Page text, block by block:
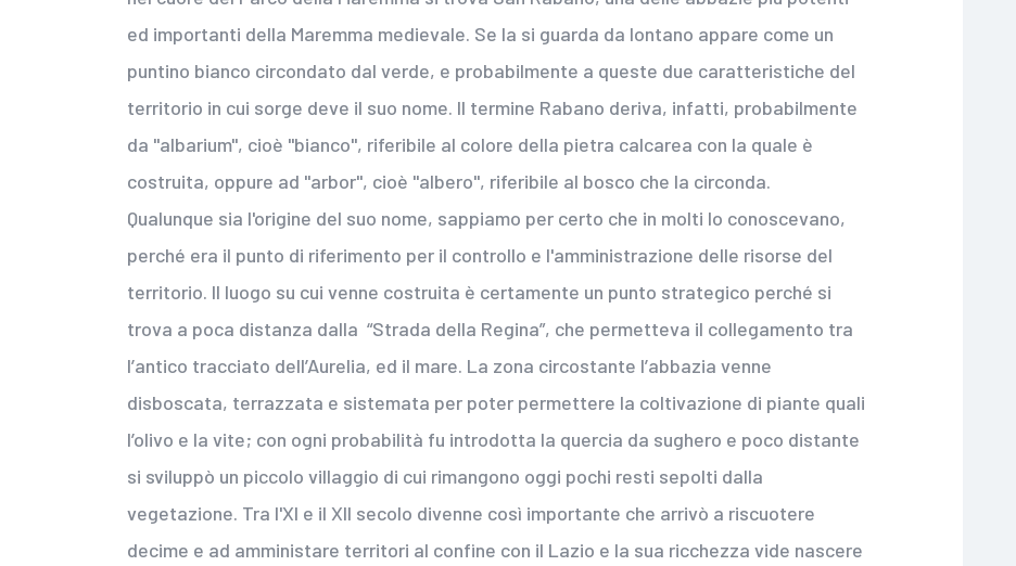
ed importanti della Maremma medievale. Se la si guarda da lontano appare come un
puntino bianco circondato dal verde, e probabilmente a queste due caratteristiche del
territorio in cui sorge deve il suo nome. Il termine Rabano deriva, infatti, probabilmente
da "albarium", cioè "bianco", riferibile al colore della pietra calcarea con la quale è
costruita, oppure ad "arbor", cioè "albero", riferibile al bosco che la circonda.
Qualunque sia l'origine del suo nome, sappiamo per certo che in molti lo conoscevano,
perché era il punto di riferimento per il controllo e l'amministrazione delle risorse del
territorio. Il luogo su cui venne costruita è certamente un punto strategico perché si
trova a poca distanza dalla “Strada della Regina”, che permetteva il collegamento tra
l’antico tracciato dell’Aurelia, ed il mare. La zona circostante l’abbazia venne
disboscata, terrazzata e sistemata per poter permettere la coltivazione di piante quali
l’olivo e la vite; con ogni probabilità fu introdotta la quercia da sughero e poco distante
si sviluppò un piccolo villaggio di cui rimangono oggi pochi resti sepolti dalla
vegetazione. Tra l'XI e il XII secolo divenne così importante che arrivò a riscuotere
decime e ad amministare territori al confine con il Lazio e la sua ricchezza vide nascere